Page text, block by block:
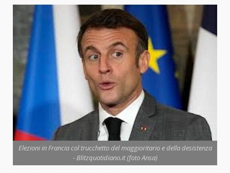
Elezioni in Francia col trucchetto del maggioritario e della desistenza
- Blitzquotidiano.it (foto Ansa)